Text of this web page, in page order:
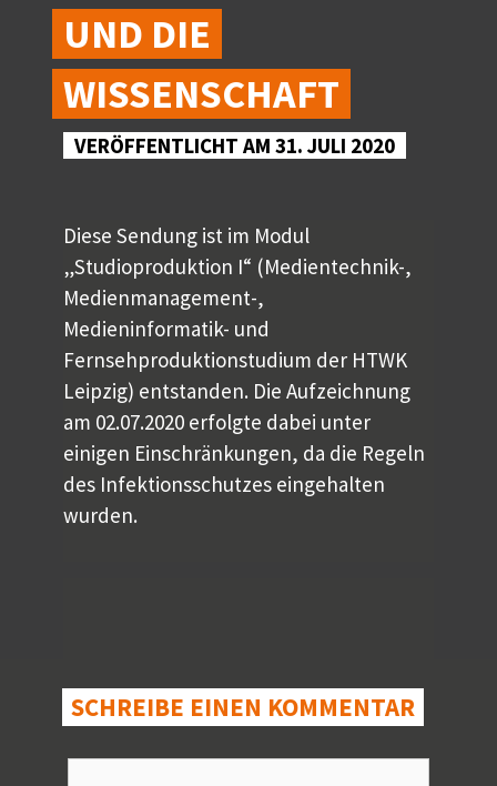
UND DIE
WISSENSCHAFT
VERÖFFENTLICHT AM 31. JULI 2020
Diese Sendung ist im Modul
„Studioproduktion I“ (Medientechnik-,
Medienmanagement-,
Medieninformatik- und
Fernsehproduktionstudium der HTWK
Leipzig) entstanden. Die Aufzeichnung
am 02.07.2020 erfolgte dabei unter
einigen Einschränkungen, da die Regeln
des Infektionsschutzes eingehalten
wurden.
SCHREIBE EINEN KOMMENTAR